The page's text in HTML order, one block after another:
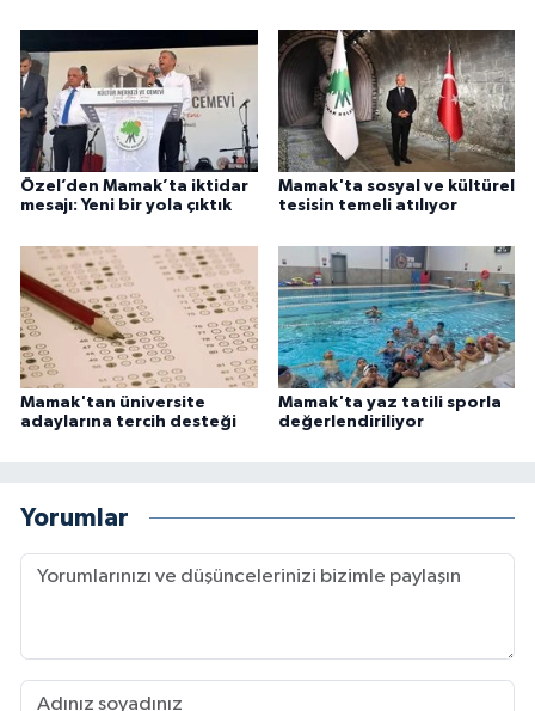
Özel’den Mamak’ta iktidar
mesajı: Yeni bir yola çıktık
Mamak'ta sosyal ve kültürel
tesisin temeli atılıyor
Mamak'tan üniversite
adaylarına tercih desteği
Mamak'ta yaz tatili sporla
değerlendiriliyor
Yorumlar